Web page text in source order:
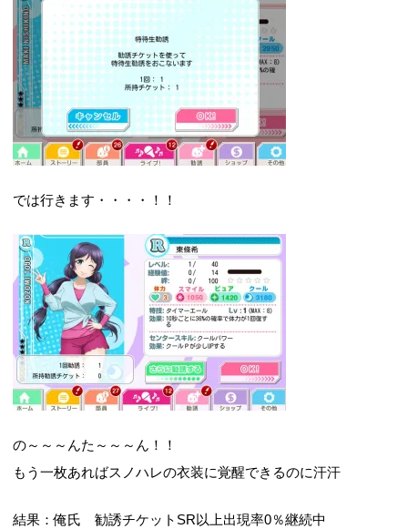
では行きます・・・・！！
の～～～んた～～～ん！！
もう一枚あればスノハレの衣装に覚醒できるのに汗汗
結果：俺氏 勧誘チケットSR以上出現率0％継続中